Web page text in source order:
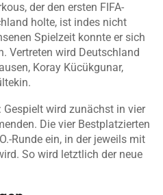
der den ersten FIFA-
holte, ist indes nicht
Spielzeit konnte er sich
Vertreten wird Deutschland
Koray Kücükgunar,
wird zunächst in vier
Die vier Bestplatzierten
Runde ein, in der jeweils mit
So wird letztlich der neue